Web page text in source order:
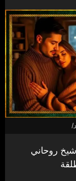
روحاني